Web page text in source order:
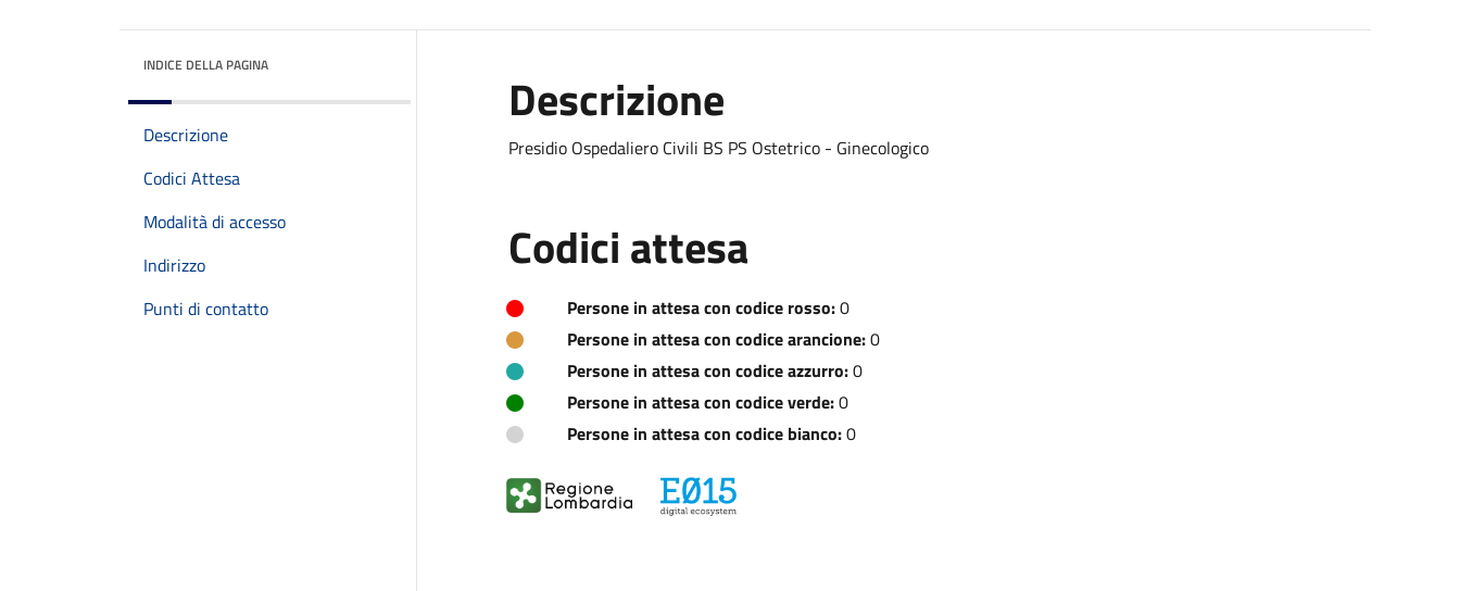
INDICE DELLA PAGINA
Descrizione
Codici Attesa
Modalità di accesso
Indirizzo
Punti di contatto
Descrizione
Presidio Ospedaliero Civili BS PS Ostetrico - Ginecologico
Codici attesa
Persone in attesa con codice rosso:0
Persone in attesa con codice arancione:0
Persone in attesa con codice azzurro:0
Persone in attesa con codice verde:0
Persone in attesa con codice bianco:0